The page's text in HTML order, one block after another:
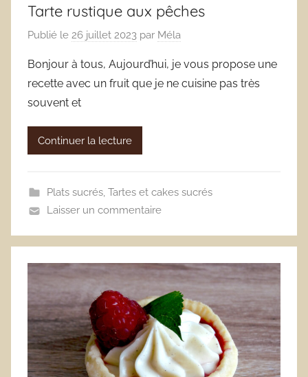
Tarte rustique aux pêches
Publié le 26 juillet 2023 par Méla
Bonjour à tous, Aujourd’hui, je vous propose une
recette avec un fruit que je ne cuisine pas très
souvent et
Continuer la lecture
Plats sucrés, Tartes et cakes sucrés
Laisser un commentaire